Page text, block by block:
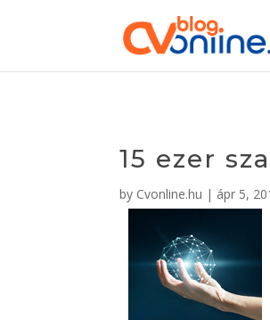
15 ezer
by Cvonline.hu | ápr 5,